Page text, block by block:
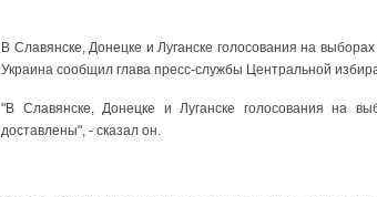
В Славянске, Донецке и Луганске голосования на
Украина сообщил глава пресс-службы Центральной
"В Славянске, Донецке и Луганске голосования на
доставлены", - сказал он.